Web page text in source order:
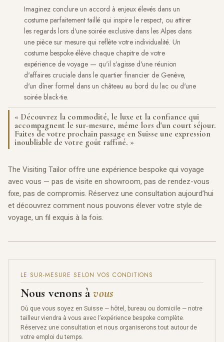
Imaginez conclure un accord à enjeux élevés dans un
costume parfaitement taillé qui inspire le respect, ou attirer
les regards lors d'une soirée exclusive dans les Alpes dans
une pièce sur mesure qui reflète votre individualité. Un
costume bespoke élève chaque chapitre de votre
expérience de voyage — qu'il s'agisse d'une réunion
d'affaires cruciale dans le quartier financier de Genève,
d'un dîner formel dans un château au bord du lac ou d'une
soirée black-tie.
« Découvrez la commodité, le luxe et la confiance qui
accompagnent le sur-mesure, même lors d'un court séjour.
Faites de votre prochain passage en Suisse une expression
inoubliable de votre goût raffiné. »
The Visiting Tailor offre une expérience bespoke qui voyage
avec vous — pas de visite en showroom, pas de rendez-vous
fixe, pas de compromis. Réservez une consultation aujourd’hui
et découvrez comment nous pouvons élever votre style de
voyage, un fil exquis à la fois.
LE SUR-MESURE SELON VOS CONDITIONS
Nous venons àvous
Où que vous soyez en Suisse — hôtel, bureau ou domicile — notre
tailleur viendra à vous avec l’expérience bespoke complète.
Réservez une consultation et nous organiserons tout autour de
votre emploi du temps.